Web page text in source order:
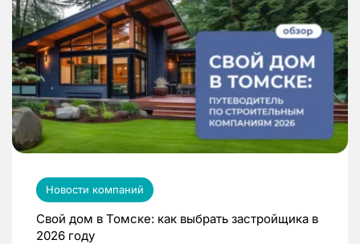
Новости компаний
Свой дом в Томске: как выбрать застройщика в
2026 году